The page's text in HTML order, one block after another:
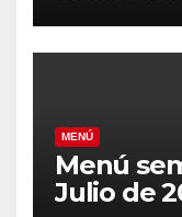
MENÚ
Menú
Julio de